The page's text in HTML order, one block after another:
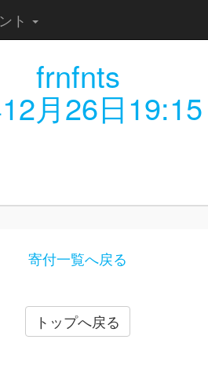
ト
frnfnts
月26日19:15
寄付一覧へ戻る
トップへ戻る